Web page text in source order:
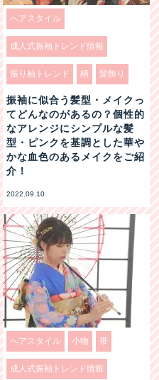
へアスタイル
成人式振袖トレンド情報
振り袖トレンド 柄 髪飾り
振袖に似合う髪型・メイクっ
てどんなのがあるの？個性的
なアレンジにシンプルな髪
型・ピンクを基調とした華や
かな血色のあるメイクをご紹
介！
2022.09.10
へアスタイル 小物 帯
成人式振袖トレンド情報